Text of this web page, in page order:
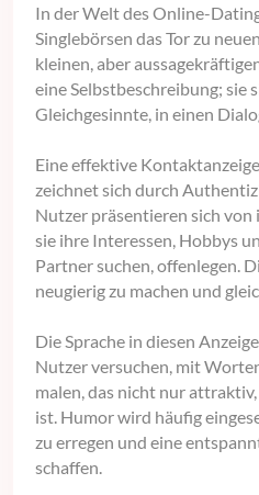
In der Welt des Online-
Singlebörsen das Tor zu
kleinen, aber
eine Selbstbeschreibung; sie
Gleichgesinnte, in einen
Eine effektive
zeichnet sich durch
Nutzer präsentieren sich von
sie ihre Interessen, Hobbys
Partner suchen, offenlegen.
neugierig zu machen und
Die Sprache in diesen
Nutzer versuchen, mit
malen, das nicht nur
ist. Humor wird häufig
zu erregen und eine
schaffen.